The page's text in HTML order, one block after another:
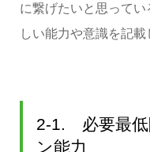
に繋げたいと思って
しい能力や意識を記載
2-1. 必要最低
ン能力